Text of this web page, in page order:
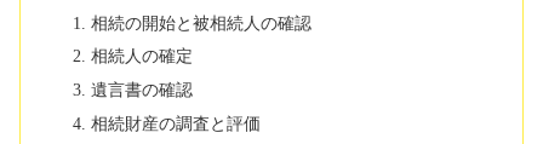
相続の開始と被相続人の確認
相続人の確定
遺言書の確認
相続財産の調査と評価